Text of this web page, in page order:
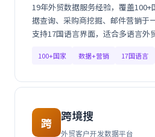
19年外贸数据服务经验，覆盖
据查询、采购商挖掘、邮件营销于
支持17国语言界面，适合多语言外
100+国家 数据+营销 17国语言
跨 跨境搜
外贸客户开发数据平台